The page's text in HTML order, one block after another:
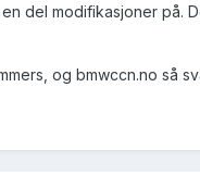
del modifikasjoner på.
og bmwccn.no så